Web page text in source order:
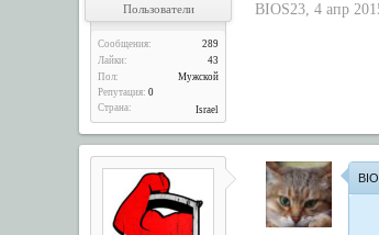
Пользователи
Сообщения:
289
Лайки:
43
Пол:
Мужской
Репутация: 0
Страна:
Israel
BIOS23, 4 апр